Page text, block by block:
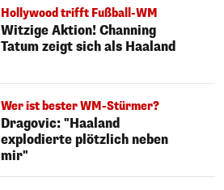
Hollywood trifft Fußball-WM
Witzige Aktion! Channing
Tatum zeigt sich als Haaland
Wer ist bester WM-Stürmer?
Dragovic: "Haaland
explodierte plötzlich neben
mir"